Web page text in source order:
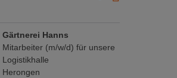
Gärtnerei Hanns
Mitarbeiter (m/w/d) für unsere
Logistikhalle
Herongen